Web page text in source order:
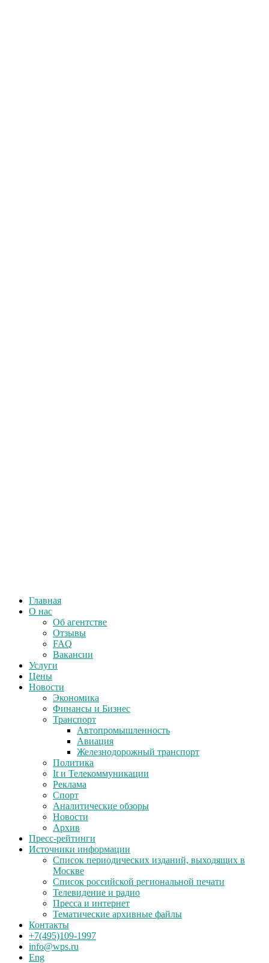
Главная
О нас
Об агентстве
Отзывы
FAQ
Вакансии
Услуги
Цены
Новости
Экономика
Финансы и Бизнес
Транспорт
Автопромышленность
Авиация
Железнодорожный транспорт
Политика
It и Телекоммуникации
Реклама
Спорт
Аналитические обзоры
Новости
Архив
Пресс-рейтинги
Источники информации
Список периодических изданий, выходящих в
Москве
Список российской региональной печати
Телевидение и радио
Пресса и интернет
Тематические архивные файлы
Контакты
+7(495)109-1997
info@wps.ru
Eng